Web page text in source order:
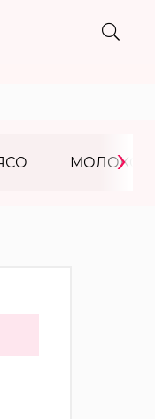
МОЛОКО
›